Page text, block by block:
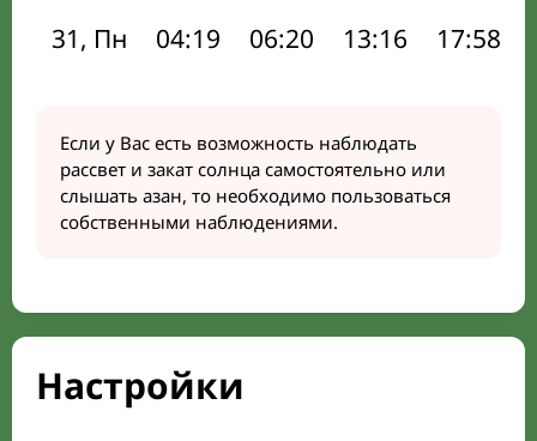
31, Пн
04:19 06:20 13:16 17:58
Если у Вас есть возможность наблюдать
рассвет и закат солнца самостоятельно или
слышать азан, то необходимо пользоваться
собственными наблюдениями.
Настройки